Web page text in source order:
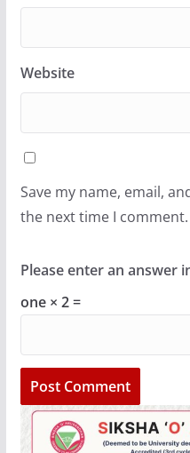
Website
Save my name, email,
the next time I comment.
Please enter an answer
one × 2 =